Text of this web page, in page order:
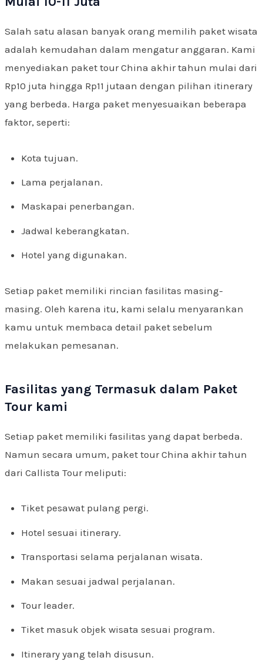
Salah satu alasan banyak orang memilih paket wisata
adalah kemudahan dalam mengatur anggaran. Kami
menyediakan paket tour China akhir tahun mulai dari
Rp10 juta hingga Rp11 jutaan dengan pilihan itinerary
yang berbeda. Harga paket menyesuaikan beberapa
faktor, seperti:
Kota tujuan.
Lama perjalanan.
Maskapai penerbangan.
Jadwal keberangkatan.
Hotel yang digunakan.
Setiap paket memiliki rincian fasilitas masing-
masing. Oleh karena itu, kami selalu menyarankan
kamu untuk membaca detail paket sebelum
melakukan pemesanan.
Fasilitas yang Termasuk dalam Paket
Tour kami
Setiap paket memiliki fasilitas yang dapat berbeda.
Namun secara umum, paket tour China akhir tahun
dari Callista Tour meliputi:
Tiket pesawat pulang pergi.
Hotel sesuai itinerary.
Transportasi selama perjalanan wisata.
Makan sesuai jadwal perjalanan.
Tour leader.
Tiket masuk objek wisata sesuai program.
Itinerary yang telah disusun.